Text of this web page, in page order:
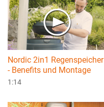
Nordic 2in1 Regenspeicher
- Benefits und Montage
1:14